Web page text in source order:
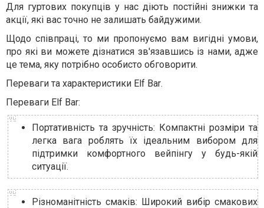
Для гуртових покупців у нас діють постійні знижки та
акції, які вас точно не залишать байдужими.
Щодо співпраці, то ми пропонуємо вам вигідні умови,
про які ви можете дізнатися зв'язавшись із нами, адже
це тема, яку потрібно особисто обговорити.
Переваги та характеристики Elf Bar.
Переваги Elf Bar:
Портативність та зручність: Компактні розміри та
легка вага роблять їх ідеальним вибором для
підтримки комфортного вейпінгу у будь-якій
ситуації.
Різноманітність смаків: Широкий вибір смакових